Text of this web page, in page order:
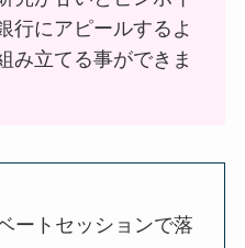
行にアピールするよ
み立てる事ができま
ートセッションで落